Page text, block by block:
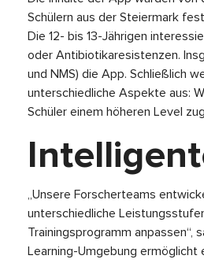
Schülern aus der Steiermark
Die 12- bis 13-Jährigen
oder Antibiotikaresistenzen.
und NMS) die App. Schließlich
unterschiedliche Aspekte aus:
Schüler einem höheren Level
„Unsere Forscherteams
unterschiedliche
Trainingsprogramm
Learning-Umgebung ermöglicht